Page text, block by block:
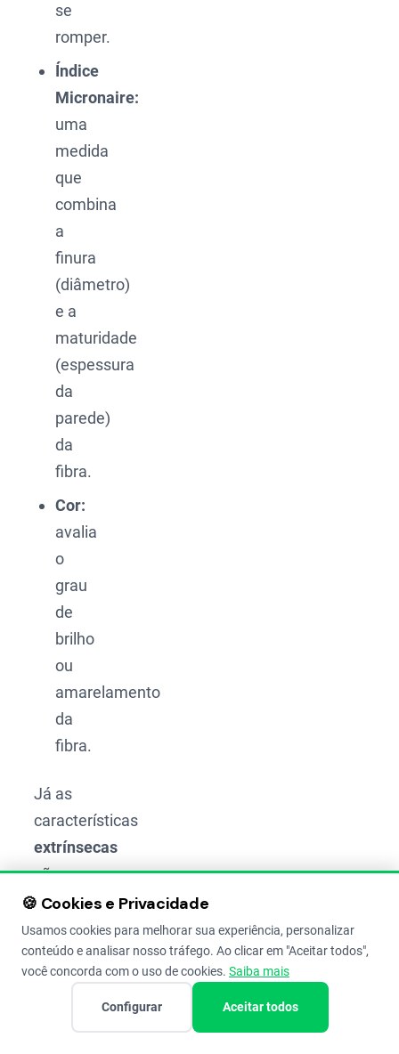
se
romper.
Índice
Micronaire:
uma
medida
que
combina
a
finura
(diâmetro)
e a
maturidade
(espessura
da
parede)
da
fibra.
Cor:
avalia
o
grau
de
brilho
ou
amarelamento
da
fibra.
Já as
características
extrínsecas
são
fatores
externos
que
afetam
principalmente
🍪 Cookies e Privacidade
Usamos cookies para melhorar sua experiência, personalizar
conteúdo e analisar nosso tráfego. Ao clicar em "Aceitar todos",
você concorda com o uso de cookies. Saiba mais
Configurar Aceitar todos